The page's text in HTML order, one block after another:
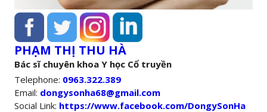
PHẠM THỊ THU HÀ
Bác sĩ chuyên khoa Y học Cổ truyền
Telephone: 0963.322.389
Email: dongysonha68@gmail.com
Social Link: https://www.facebook.com/DongySonHa